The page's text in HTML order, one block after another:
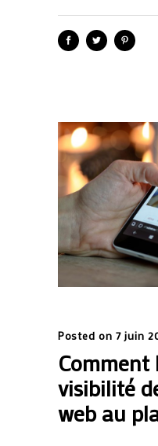
Posted on 7 juin
Comment
visibilité
web au